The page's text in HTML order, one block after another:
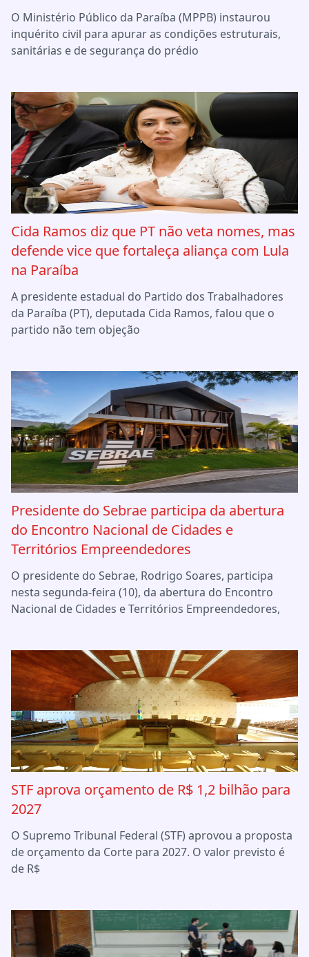
O Ministério Público da Paraíba (MPPB) instaurou
inquérito civil para apurar as condições estruturais,
sanitárias e de segurança do prédio
Cida Ramos diz que PT não veta nomes, mas
defende vice que fortaleça aliança com Lula
na Paraíba
A presidente estadual do Partido dos Trabalhadores
da Paraíba (PT), deputada Cida Ramos, falou que o
partido não tem objeção
Presidente do Sebrae participa da abertura
do Encontro Nacional de Cidades e
Territórios Empreendedores
O presidente do Sebrae, Rodrigo Soares, participa
nesta segunda-feira (10), da abertura do Encontro
Nacional de Cidades e Territórios Empreendedores,
STF aprova orçamento de R$ 1,2 bilhão para
2027
O Supremo Tribunal Federal (STF) aprovou a proposta
de orçamento da Corte para 2027. O valor previsto é
de R$